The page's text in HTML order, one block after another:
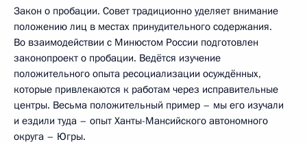
Закон о пробации. Совет традиционно уделяет внимание
положению лиц в местах принудительного содержания.
Во взаимодействии с Минюстом России подготовлен
законопроект о пробации. Ведётся изучение
положительного опыта ресоциализации осуждённых,
которые привлекаются к работам через исправительные
центры. Весьма положительный пример – мы его изучали
и ездили туда – опыт Ханты-Мансийского автономного
округа – Югры.